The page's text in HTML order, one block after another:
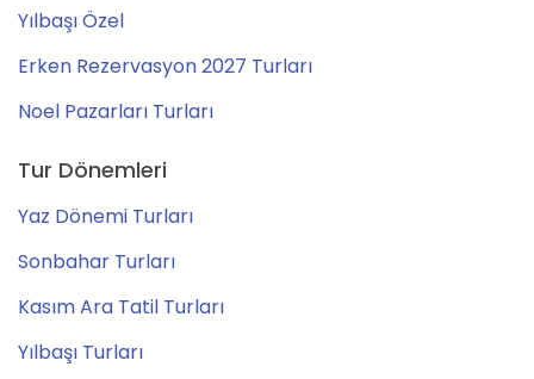
Yılbaşı Özel
Erken Rezervasyon 2027 Turları
Noel Pazarları Turları
Tur Dönemleri
Yaz Dönemi Turları
Sonbahar Turları
Kasım Ara Tatil Turları
Yılbaşı Turları